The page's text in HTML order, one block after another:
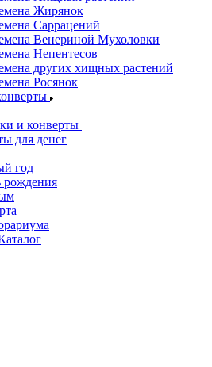
Жирянок
Саррацений
Венериной Мухоловки
Непентесов
других хищных растений
Росянок
и конверты
для денег
год
рождения